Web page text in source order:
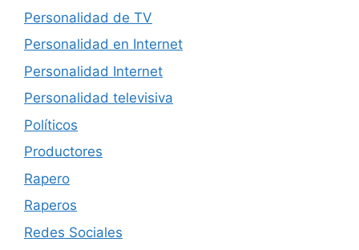
Personalidad de TV
Personalidad en Internet
Personalidad Internet
Personalidad televisiva
Políticos
Productores
Rapero
Raperos
Redes Sociales